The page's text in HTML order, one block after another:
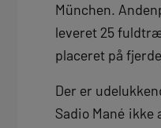
München.
leveret 25
placeret på
Der er
Sadio Mané ikke